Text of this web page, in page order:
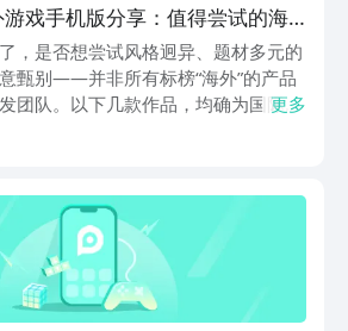
戏手机版分享：值得尝试的海
，是否想尝试风格迥异、题材多元的
甄别——并非所有标榜“海外”的产品
团队。以下几款作品，均确为国际厂
外版权归属的手游，且已在九游平台
更多